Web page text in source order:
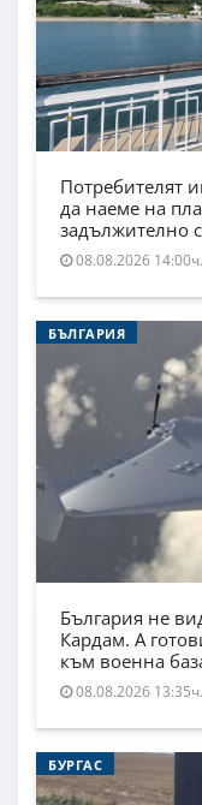
Потребителят
да наеме на
задължително
08.08.2026 14:00ч.
БЪЛГАРИЯ
България не
Кардам. А
към военна
08.08.2026 13:35ч.
БУРГАС